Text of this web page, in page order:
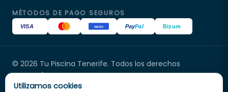
MÉTODOS DE PAGO SEGUROS
VISA AMEX PayPal Bizum
© 2026 Tu Piscina Tenerife. Todos los derechos
reservados.
Distribuidor oficial Poolex en Canarias · Servicio técnico
Tu Piscina Tenerife
En línea
Utilizamos cookies